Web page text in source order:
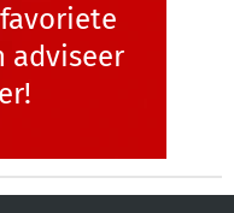
adviseer